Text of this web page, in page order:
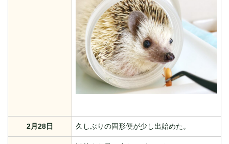
2月28日 久しぶりの固形便が少し出始めた。